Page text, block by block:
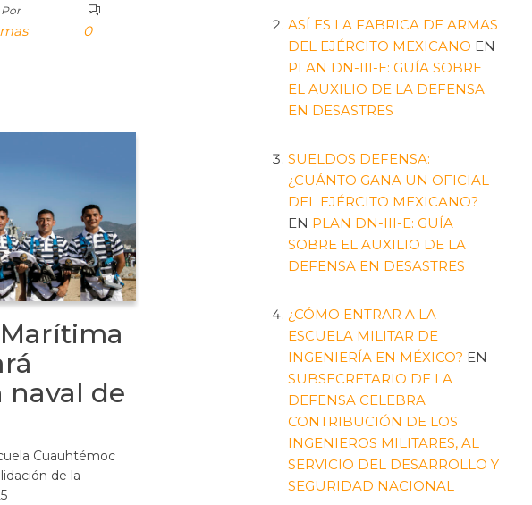
Por
0
naval de
Cuauhtémoc
de la
ASÍ ES LA FABRICA DE ARMAS
DEL EJÉRCITO MEXICANO EN
PLAN DN-III-E: GUÍA SOBRE
EL AUXILIO DE LA DEFENSA
EN DESASTRES
SUELDOS DEFENSA:
¿CUÁNTO GANA UN OFICIAL
DEL EJÉRCITO MEXICANO?
EN PLAN DN-III-E: GUÍA
SOBRE EL AUXILIO DE LA
DEFENSA EN DESASTRES
¿CÓMO ENTRAR A LA
ESCUELA MILITAR DE
INGENIERÍA EN MÉXICO? EN
SUBSECRETARIO DE LA
DEFENSA CELEBRA
CONTRIBUCIÓN DE LOS
INGENIEROS MILITARES, AL
SERVICIO DEL DESARROLLO Y
SEGURIDAD NACIONAL